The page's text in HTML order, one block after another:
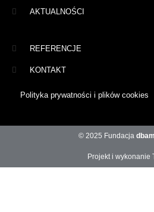
AKTUALNOŚCI
REFERENCJE
KONTAKT
Polityka prywatności i plików cookies
© 2025 Fundacja
Projekt i wykonanie